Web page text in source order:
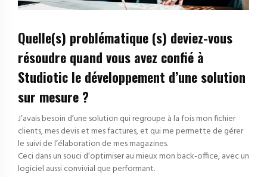
Quelle(s) problématique (s) deviez-vous
résoudre quand vous avez confié à
Studiotic le développement d’une solution
sur mesure ?
J’avais besoin d’une solution qui regroupe à la fois mon fichier
clients, mes devis et mes factures, et qui me permette de gérer
le suivi de l’élaboration de mes magazines.
Ceci dans un souci d’optimiser au mieux mon back-office, avec un
logiciel aussi convivial que performant.